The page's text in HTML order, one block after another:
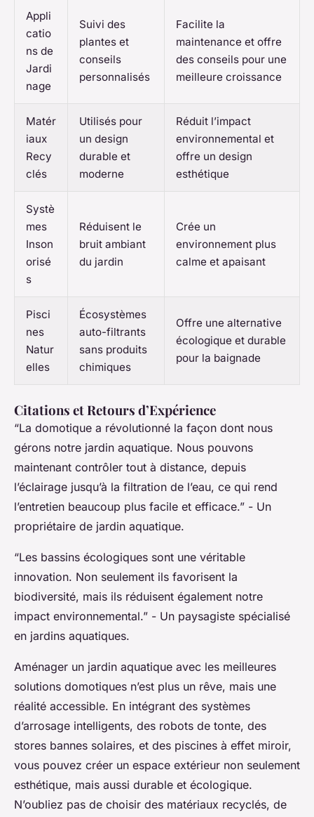
Appli
catio
ns de
Jardi
nage
Suivi des
plantes et
conseils
personnalisés
Facilite la
maintenance et offre
des conseils pour une
meilleure croissance
Matér
iaux
Recy
clés
Utilisés pour
un design
durable et
moderne
Réduit l’impact
environnemental et
offre un design
esthétique
Systè
mes
Inson
orisé
s
Réduisent le
bruit ambiant
du jardin
Crée un
environnement plus
calme et apaisant
Pisci
nes
Natur
elles
Écosystèmes
auto-filtrants
sans produits
chimiques
Offre une alternative
écologique et durable
pour la baignade
Citations et Retours d’Expérience
“La domotique a révolutionné la façon dont nous
gérons notre jardin aquatique. Nous pouvons
maintenant contrôler tout à distance, depuis
l’éclairage jusqu’à la filtration de l’eau, ce qui rend
l’entretien beaucoup plus facile et efficace.” - Un
propriétaire de jardin aquatique.
“Les bassins écologiques sont une véritable
innovation. Non seulement ils favorisent la
biodiversité, mais ils réduisent également notre
impact environnemental.” - Un paysagiste spécialisé
en jardins aquatiques.
Aménager un jardin aquatique avec les meilleures
solutions domotiques n’est plus un rêve, mais une
réalité accessible. En intégrant des systèmes
d’arrosage intelligents, des robots de tonte, des
stores bannes solaires, et des piscines à effet miroir,
vous pouvez créer un espace extérieur non seulement
esthétique, mais aussi durable et écologique.
N’oubliez pas de choisir des matériaux recyclés, de